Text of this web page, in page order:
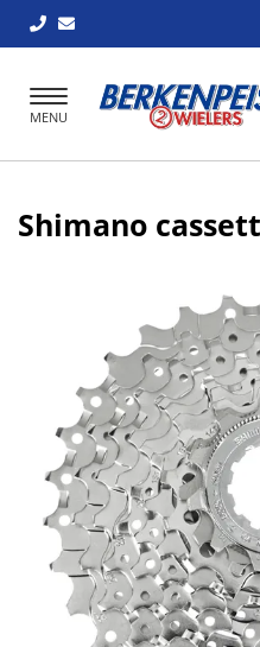
Toggle
navigation
MENU
Shimano